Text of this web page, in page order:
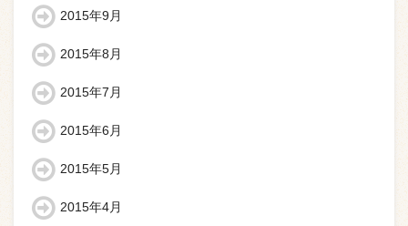
2015年9月
2015年8月
2015年7月
2015年6月
2015年5月
2015年4月